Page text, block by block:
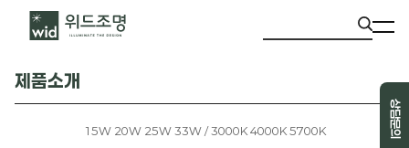
상담문의
제품소개
15W 20W 25W 33W / 3000K 4000K 5700K